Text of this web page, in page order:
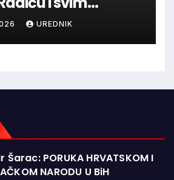
a
hrvatskim
UREDNIK
Šarac: PORUKA HRVATSKOM I
NARODU U BiH